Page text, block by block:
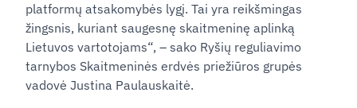
platformų atsakomybės lygį. Tai yra reikšmingas
žingsnis, kuriant saugesnę skaitmeninę aplinką
Lietuvos vartotojams“, – sako Ryšių reguliavimo
tarnybos Skaitmeninės erdvės priežiūros grupės
vadovė Justina Paulauskaitė.